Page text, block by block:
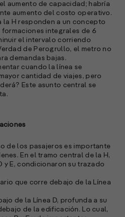
aumento de capacidad; habría
aumento del costo operativo.
la H responden a un concepto
integrales de 6
el intervalo corriendo
de Perogrullo, el metro no
demandas bajas.
cuando la línea se
cantidad de viajes, pero
Este asunto central se
de los pasajeros es importante
En el tramo central de la H,
y E, condicionaron su trazado
que corre debajo de la Línea
de la Línea D, profunda a su
de la edificación. Lo cual,